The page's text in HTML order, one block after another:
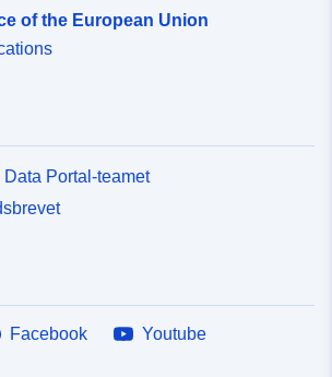
of the European Union
Portal-teamet
Facebook
Youtube